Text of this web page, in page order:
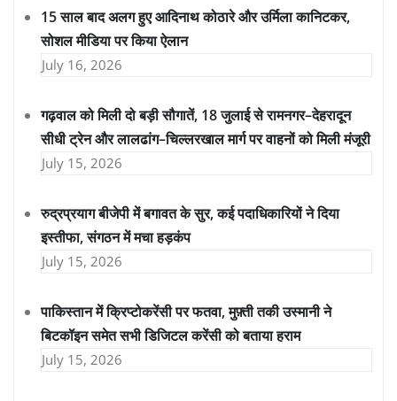
15 साल बाद अलग हुए आदिनाथ कोठारे और उर्मिला कानिटकर,
सोशल मीडिया पर किया ऐलान
July 16, 2026
गढ़वाल को मिली दो बड़ी सौगातें, 18 जुलाई से रामनगर–देहरादून
सीधी ट्रेन और लालढांग–चिल्लरखाल मार्ग पर वाहनों को मिली मंजूरी
July 15, 2026
रुद्रप्रयाग बीजेपी में बगावत के सुर, कई पदाधिकारियों ने दिया
इस्तीफा, संगठन में मचा हड़कंप
July 15, 2026
पाकिस्तान में क्रिप्टोकरेंसी पर फतवा, मुफ़्ती तकी उस्मानी ने
बिटकॉइन समेत सभी डिजिटल करेंसी को बताया हराम
July 15, 2026